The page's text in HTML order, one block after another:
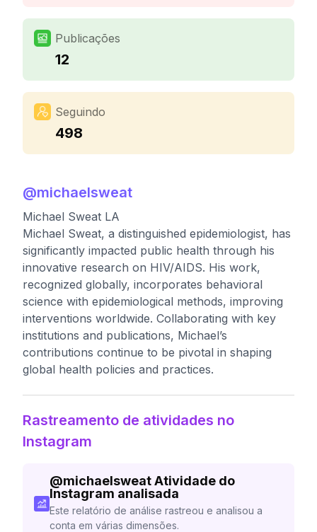
Publicações
12
Seguindo
498
@michaelsweat
Michael Sweat LA
Michael Sweat, a distinguished epidemiologist, has
significantly impacted public health through his
innovative research on HIV/AIDS. His work,
recognized globally, incorporates behavioral
science with epidemiological methods, improving
interventions worldwide. Collaborating with key
institutions and publications, Michael’s
contributions continue to be pivotal in shaping
global health policies and practices.
Rastreamento de atividades no
Instagram
@michaelsweat Atividade do
Instagram analisada
Este relatório de análise rastreou e analisou a
conta em várias dimensões.